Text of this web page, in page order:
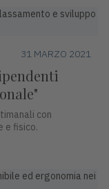
31 MARZO 2021
con
e fisico.